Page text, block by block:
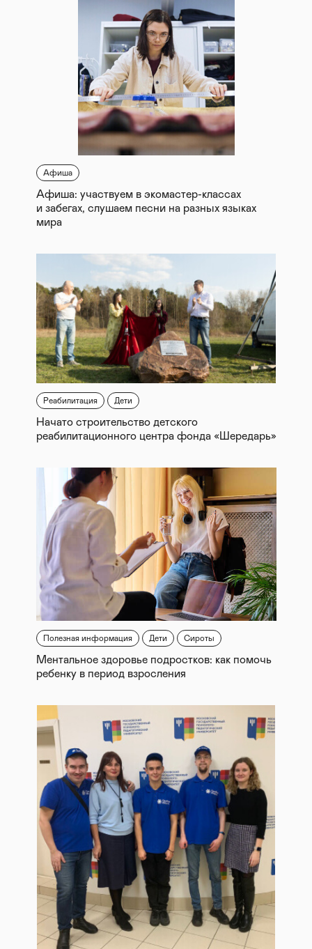
Афиша
Афиша: участвуем в экомастер-классах
и забегах, слушаем песни на разных языках
мира
Реабилитация Дети
Начато строительство детского
реабилитационного центра фонда «Шередарь»
Полезная информация Дети Сироты
Ментальное здоровье подростков: как помочь
ребенку в период взросления